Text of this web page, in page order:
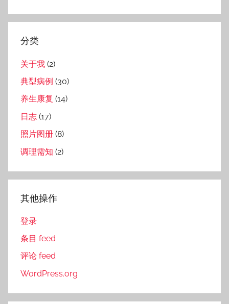
分类
关于我 (2)
典型病例 (30)
养生康复 (14)
日志 (17)
照片图册 (8)
调理需知 (2)
其他操作
登录
条目 feed
评论 feed
WordPress.org